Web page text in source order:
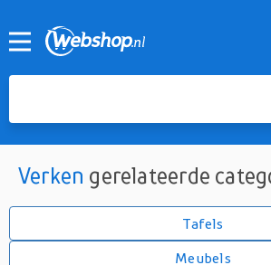
Verken gerelateerde
Tafels
Meubels